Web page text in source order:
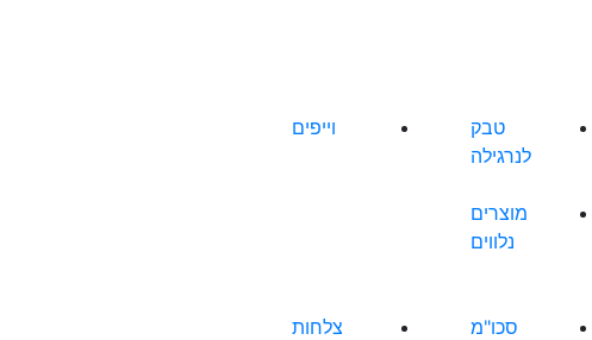
טבק
לנרגילה
וייפים
מוצרים
נלווים
סכו"מ
צלחות